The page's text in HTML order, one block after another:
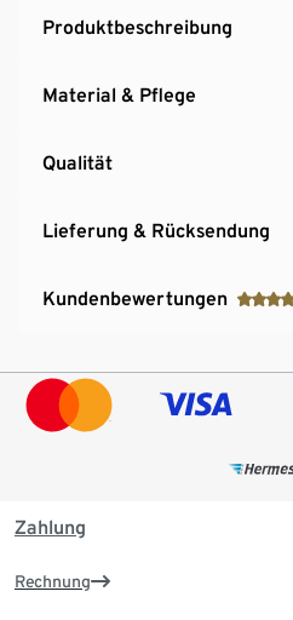
Produktbeschreibung
Material & Pflege
Qualität
Lieferung & Rücksendung
Kundenbewertungen
Zahlung
Rechnung